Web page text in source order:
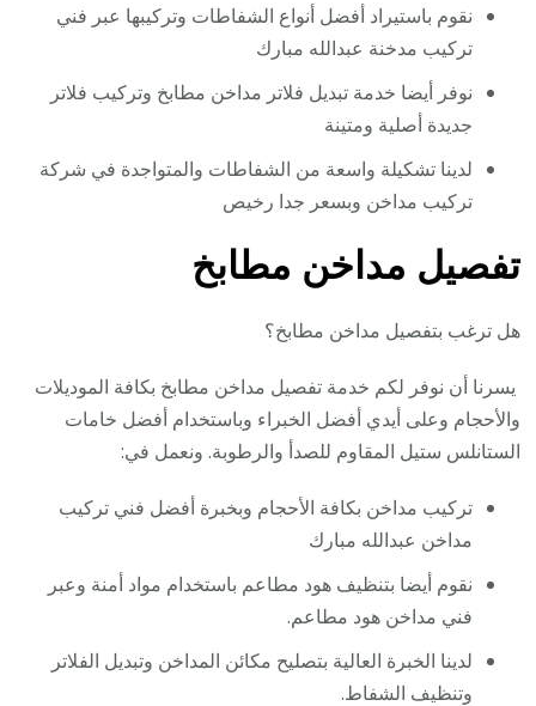
نقوم باستيراد أفضل أنواع الشفاطات وتركيبها عبر فني
تركيب مدخنة عبدالله مبارك
نوفر أيضا خدمة تبديل فلاتر مداخن مطابخ وتركيب فلاتر
جديدة أصلية ومتينة
لدينا تشكيلة واسعة من الشفاطات والمتواجدة في شركة
تركيب مداخن وبسعر جدا رخيص
تفصيل مداخن مطابخ
هل ترغب بتفصيل مداخن مطابخ؟
يسرنا أن نوفر لكم خدمة تفصيل مداخن مطابخ بكافة الموديلات
والأحجام وعلى أيدي أفضل الخبراء وباستخدام أفضل خامات
الستانلس ستيل المقاوم للصدأ والرطوبة. ونعمل في:
تركيب مداخن بكافة الأحجام وبخبرة أفضل فني تركيب
مداخن عبدالله مبارك
نقوم أيضا بتنظيف هود مطاعم باستخدام مواد أمنة وعبر
فني مداخن هود مطاعم.
لدينا الخبرة العالية بتصليح مكائن المداخن وتبديل الفلاتر
وتنظيف الشفاط.